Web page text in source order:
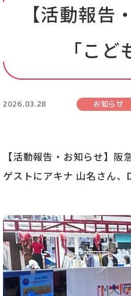
【活動報
「こ
2026.03.28 お知らせ
【活動報告・お知らせ】
ゲストにアキナ 山名さん